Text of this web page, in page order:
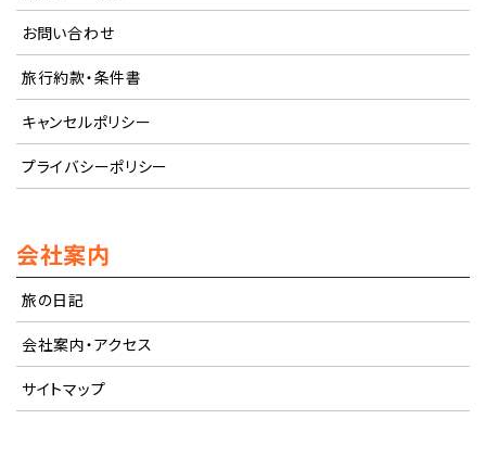
お問い合わせ
旅行約款・条件書
キャンセルポリシー
プライバシーポリシー
会社案内
旅の日記
会社案内・アクセス
サイトマップ